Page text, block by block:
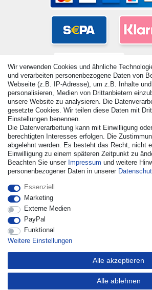
© Copyright 2026 | Alle Rechte vorbehalten. - Alle
vorbehalten. Preisangaben inkl. gesetzl. 19%
Grundpreise siehe Artikeldetail | *Gilt für
Deutschland!
Vertrag widerrufen
Wir verwenden Cookies und ähnliche
und verarbeiten personenbezogene Daten von
Webseite (z.B. IP-Adresse), um z.B. Inhalte
personalisieren, Medien von Drittanbietern
unsere Website zu analysieren. Die
gesetzte Cookies. Wir teilen diese Daten mit
Einstellungen benennen.
Die Datenverarbeitung kann mit Einwilligung
berechtigten Interesses erfolgen. Die
abgelehnt werden. Es besteht das Recht, nicht
Einwilligung zu einem späteren Zeitpunkt zu
Beachten Sie unser Impressum und weitere
personenbezogener Daten in unserer
Essenziell
Marketing
Externe Medien
PayPal
Funktional
Weitere Einstellungen
Alle akzeptieren
Alle ablehnen